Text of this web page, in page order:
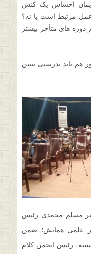
ایمان احساس یک کنش
مرتبط است یا نه؟
های متأخر بیشتر
هم باید بدرستی تبیین
مسلم محمدی رئیس
علمی همایش؛ ضمن
رئیس انجمن کلام